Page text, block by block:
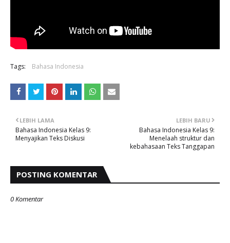
Tags: Bahasa Indonesia
LEBIH BARU
Bahasa Indonesia Kelas 9:
Menelaah struktur dan
kebahasaan Teks Tanggapan
LEBIH LAMA
Bahasa Indonesia Kelas 9:
Menyajikan Teks Diskusi
POSTING KOMENTAR
0 Komentar